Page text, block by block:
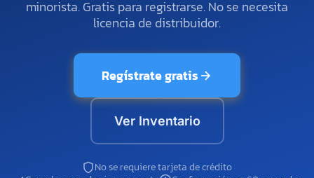
minorista. Gratis para registrarse. No se necesita
licencia de distribuidor.
Regístrate gratis
Ver Inventario
No se requiere tarjeta de crédito